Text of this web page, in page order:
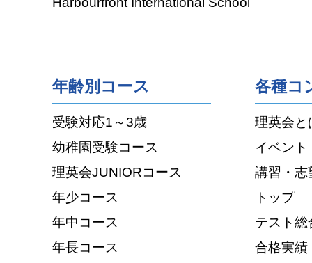
年齢別コース
受験対応1～3歳
幼稚園受験コース
理英会JUNIORコース
年少コース
年中コース
年長コース
各種コ
理英会と
イベント
講習・志
トップ
テスト総
合格実績